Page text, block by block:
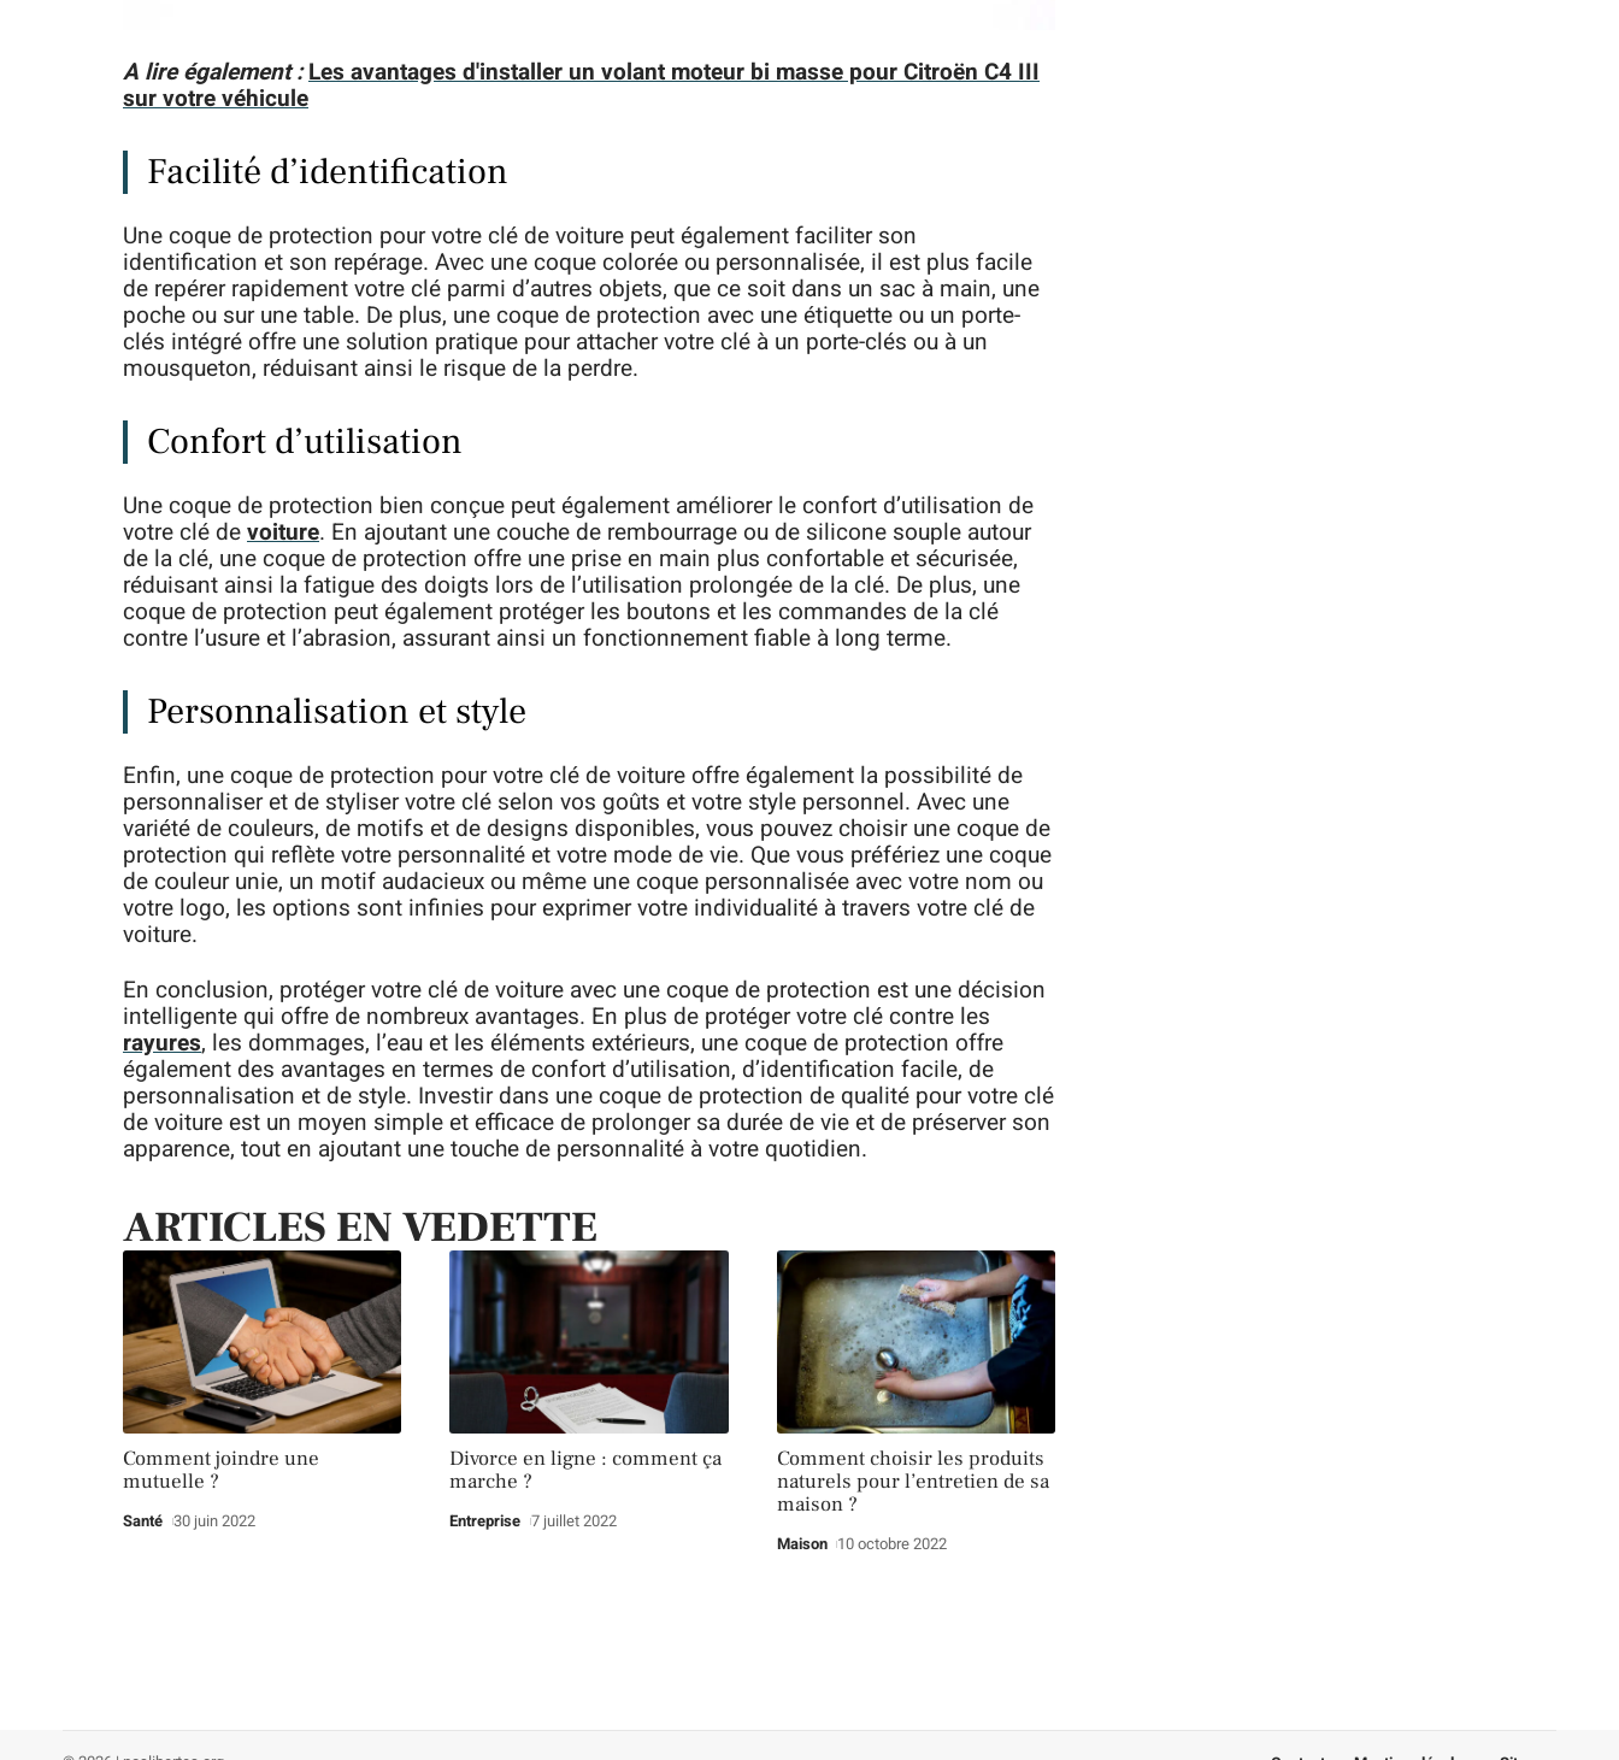
A lire également :Les avantages d'installer un volant moteur bi masse pour Citroën C4 III
sur votre véhicule
Facilité d’identification
Une coque de protection pour votre clé de voiture peut également faciliter son
identification et son repérage. Avec une coque colorée ou personnalisée, il est plus facile
de repérer rapidement votre clé parmi d’autres objets, que ce soit dans un sac à main, une
poche ou sur une table. De plus, une coque de protection avec une étiquette ou un porte-
clés intégré offre une solution pratique pour attacher votre clé à un porte-clés ou à un
mousqueton, réduisant ainsi le risque de la perdre.
Confort d’utilisation
Une coque de protection bien conçue peut également améliorer le confort d’utilisation de
votre clé devoiture. En ajoutant une couche de rembourrage ou de silicone souple autour
de la clé, une coque de protection offre une prise en main plus confortable et sécurisée,
réduisant ainsi la fatigue des doigts lors de l’utilisation prolongée de la clé. De plus, une
coque de protection peut également protéger les boutons et les commandes de la clé
contre l’usure et l’abrasion, assurant ainsi un fonctionnement fiable à long terme.
Personnalisation et style
Enfin, une coque de protection pour votre clé de voiture offre également la possibilité de
personnaliser et de styliser votre clé selon vos goûts et votre style personnel. Avec une
variété de couleurs, de motifs et de designs disponibles, vous pouvez choisir une coque de
protection qui reflète votre personnalité et votre mode de vie. Que vous préfériez une coque
de couleur unie, un motif audacieux ou même une coque personnalisée avec votre nom ou
votre logo, les options sont infinies pour exprimer votre individualité à travers votre clé de
voiture.
En conclusion, protéger votre clé de voiture avec une coque de protection est une décision
intelligente qui offre de nombreux avantages. En plus de protéger votre clé contre les
rayures, les dommages, l’eau et les éléments extérieurs, une coque de protection offre
également des avantages en termes de confort d’utilisation, d’identification facile, de
personnalisation et de style. Investir dans une coque de protection de qualité pour votre clé
de voiture est un moyen simple et efficace de prolonger sa durée de vie et de préserver son
apparence, tout en ajoutant une touche de personnalité à votre quotidien.
ARTICLES EN VEDETTE
Comment joindre une
mutuelle ?
Santé 30 juin 2022
Divorce en ligne : comment ça
marche ?
Entreprise 7 juillet 2022
Comment choisir les produits
naturels pour l’entretien de sa
maison ?
Maison 10 octobre 2022